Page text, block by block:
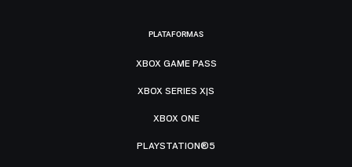
PLATAFORMAS
XBOX GAME PASS
XBOX SERIES X|S
XBOX ONE
PLAYSTATION®5